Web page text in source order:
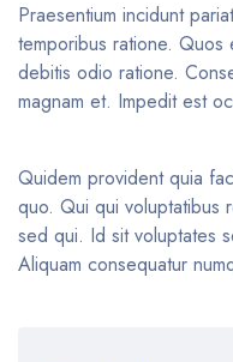
Praesentium incidunt
temporibus ratione. Quos
debitis odio ratione.
magnam et. Impedit est
Quidem provident quia
quo. Qui qui voluptatibus
sed qui. Id sit voluptates
Aliquam consequatur